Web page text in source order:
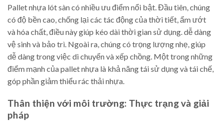
Pallet nhựa lót sàn có nhiều ưu điểm nổi bật. Đầu tiên, chúng
có độ bền cao, chống lại các tác động của thời tiết, ẩm ướt
và hóa chất, điều này giúp kéo dài thời gian sử dụng. dễ dàng
vệ sinh và bảo trì. Ngoài ra, chúng có trọng lượng nhẹ, giúp
dễ dàng trong việc di chuyển và xếp chồng. Một trong những
điểm mạnh của pallet nhựa là khả năng tái sử dụng và tái chế,
góp phần giảm thiểu rác thải nhựa.
Thân thiện với môi trường: Thực trạng và giải
pháp